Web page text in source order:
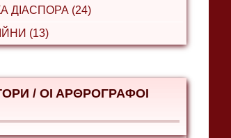
ДІАСПОРА (24)
(13)
/ ΟΙ ΑΡΘΡΟΓΡΑΦΟΙ